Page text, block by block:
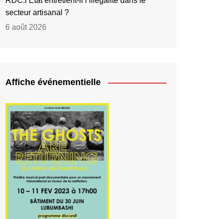
secteur artisanal ?
6 août 2026
Affiche événementielle